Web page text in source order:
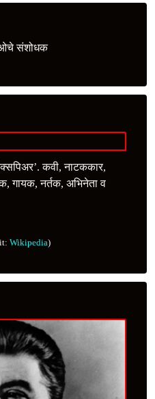
संशोधक
कवी, नाटककार,
गायक, नर्तक, अभिनेता व
Wikipedia)